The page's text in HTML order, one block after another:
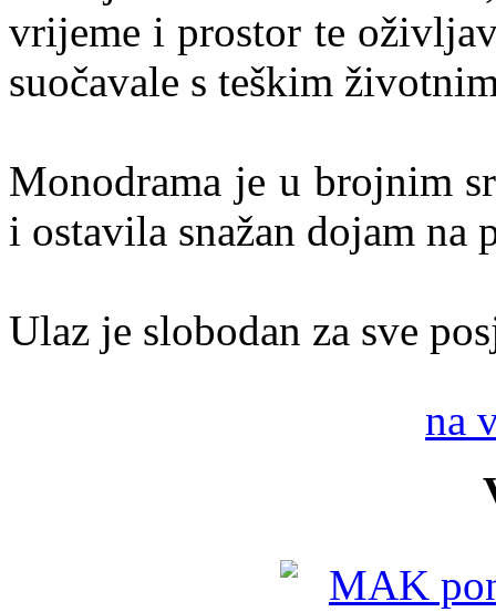
vrijeme i prostor te
suočavale s teškim
Monodrama je u brojnim
i ostavila snažan dojam na
Ulaz je slobodan za sve
na